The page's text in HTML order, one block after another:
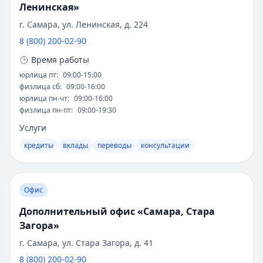
Альфа-Банк— Автомобиль у дилера
Рейтинг:4.6(16 отзывов)
Т-Банк— Рефинансирование
Рейтинг:4.8(15 отзывов)
Сбербанк— Лайт
Рейтинг:4.6(15 отзывов)
Сбербанк— Драйв лайт
Рейтинг:4.6(15 отзывов)
Сбербанк— Лайт (господдержка)
Рейтинг:4.6 (15 отзывов)
ВТБ
Все автокредиты
Ипотека — лучшие предложения
Альфа-Банк— Семейная ипотека
Рейтинг:4.9
Совкомбанк— Семейная ипотека
Рейтинг:4.9
популярными среди клиентов, особенно в
обслуживания значительно улучшилось.
Социальная ответственность
Банк реализует множество социальных
программ. Поддержка молодых фермеров -
одно из направлений. Финансирование
окружающую среду. Развитие сельской
инфраструктуры продолжается, а
образовательные инициативы в сфере
агробизнеса набирают популярность.
Достижения и признание
Профессиональное сообщество высоко
оценивает работу банка:
Ленинская»
г. Самара, ул. Ленинская, д. 224
8 (800) 200-02-90
Время работы
юрлица пт: 09:00-15:00
физлица сб: 09:00-16:00
юрлица пн-чт: 09:00-16:00
физлица пн-пт: 09:00-19:30
Услуги
кредиты вклады переводы консультации
Офис
Дополнительный офис «Самара, Стара
Загора»
г. Самара, ул. Стара Загора, д. 41
8 (800) 200-02-90